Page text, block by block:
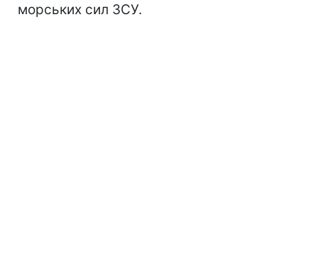
морських сил ЗСУ.